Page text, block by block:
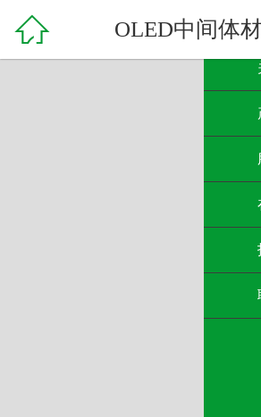
 OLED中间体